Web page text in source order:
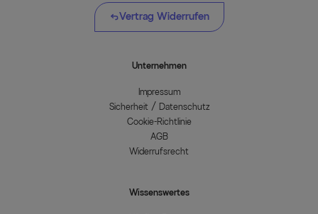
Vertrag Widerrufen
Unternehmen
Impressum
Sicherheit / Datenschutz
Cookie-Richtlinie
AGB
Widerrufsrecht
Wissenswertes